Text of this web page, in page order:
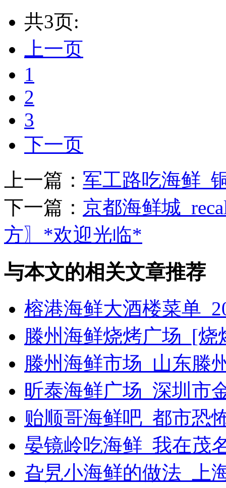
共3页:
上一页
1
2
3
下一页
上一篇： 军工路吃海鲜_
下一篇： 京都海鲜城
方〗*欢迎光临*
与本文的相关文章推荐
榕港海鲜大酒楼菜单
滕州海鲜烧烤广场_[
滕州海鲜市场_山东滕
昕泰海鲜广场_深圳市
贻顺哥海鲜吧_都市恐
晏镜岭吃海鲜_我在茂
旮旯小海鲜的做法_上